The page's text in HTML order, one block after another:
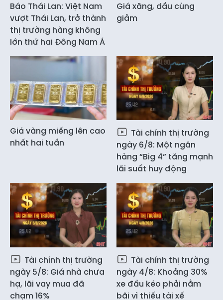
Báo Thái Lan: Việt Nam
vượt Thái Lan, trở thành
thị trường hàng không
lớn thứ hai Đông Nam Á
Giá xăng, dầu cùng
giảm
Giá vàng miếng lên cao
nhất hai tuần
Tài chính thị trường
ngày 6/8: Một ngân
hàng “Big 4” tăng mạnh
lãi suất huy động
Tài chính thị trường
ngày 5/8: Giá nhà chưa
hạ, lãi vay mua đã
chạm 16%
Tài chính thị trường
ngày 4/8: Khoảng 30%
xe đầu kéo phải nằm
bãi vì thiếu tài xế